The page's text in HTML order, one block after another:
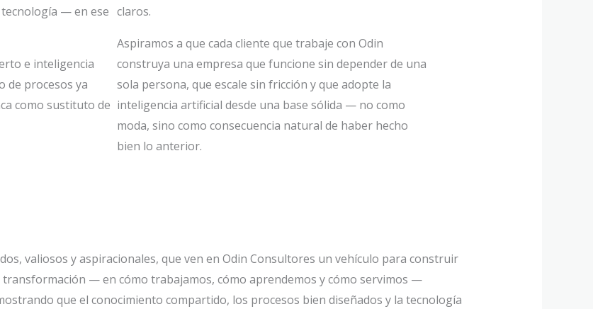
— en ese
e inteligencia
de procesos ya
como sustituto de
claros.
Aspiramos a que cada cliente que trabaje con Odin
construya una empresa que funcione sin depender de una
sola persona, que escale sin fricción y que adopte la
inteligencia artificial desde una base sólida — no como
moda, sino como consecuencia natural de haber hecho
bien lo anterior.
valiosos y aspiracionales, que ven en Odin Consultores un vehículo para construir
— en cómo trabajamos, cómo aprendemos y cómo servimos —
que el conocimiento compartido, los procesos bien diseñados y la tecnología